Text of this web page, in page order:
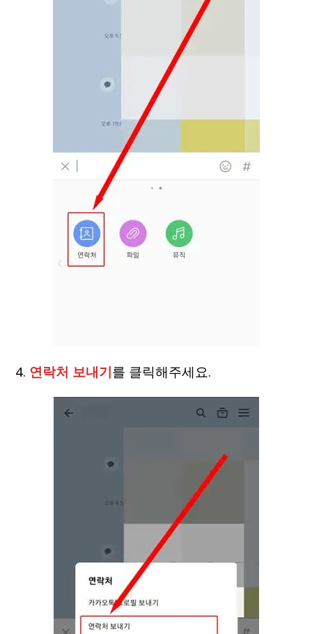
4. 연락처 보내기를 클릭해주세요.